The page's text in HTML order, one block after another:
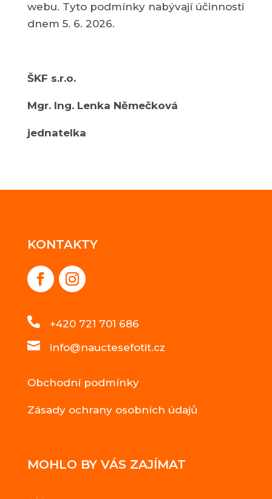
webu. Tyto podmínky nabývají účinnosti
dnem 5. 6. 2026.
ŠKF s.r.o.
Mgr. Ing. Lenka Němečková
jednatelka
KONTAKTY
 +420 721 701 686
 info@nauctesefotit.cz
Obchodní podmínky
Zásady ochrany osobních údajů
MOHLO BY VÁS ZAJÍMAT